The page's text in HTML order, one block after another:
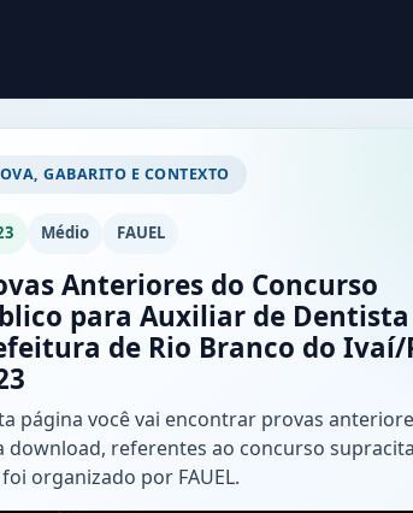
GABARITO E CONTEXTO
Médio FAUEL
Anteriores do Concurso
para Auxiliar de Dentista
de Rio Branco do Ivaí/
página você vai encontrar provas
download, referentes ao concurso
organizado por FAUEL.